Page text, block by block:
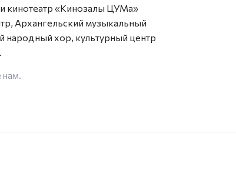
кинотеатр «Кинозалы ЦУМа»
Архангельский музыкальный
народный хор, культурный центр
нам.